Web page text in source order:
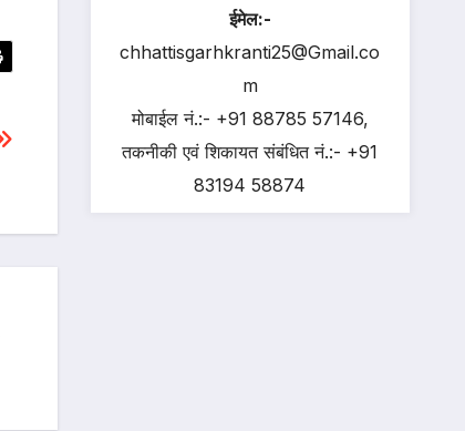
ईमेल:-
chhattisgarhkranti25@Gmail.co
m
मोबाईल नं.:- +91 88785 57146,
तकनीकी एवं शिकायत संबंधित नं.:- +91
83194 58874